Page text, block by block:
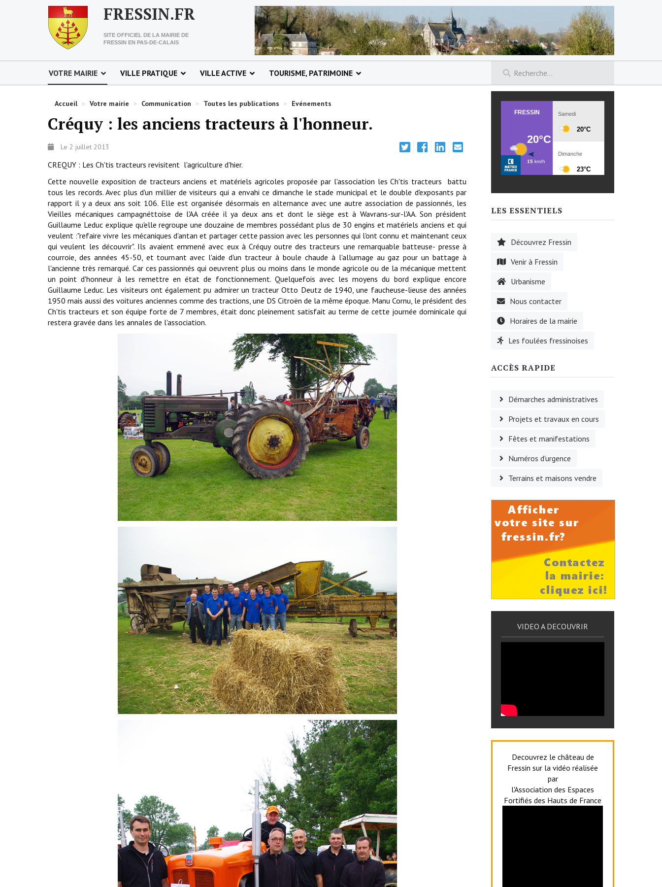
FRESSIN.FR
SITE OFFICIEL DE LA MAIRIE DE
FRESSIN EN PAS-DE-CALAIS
VOTRE MAIRIE VILLE PRATIQUE VILLE ACTIVE TOURISME, PATRIMOINE
Accueil > Votre mairie > Communication > Toutes les publications > Evénements
Créquy : les anciens tracteurs à l'honneur.
Le 2 juillet 2013
CREQUY : Les Ch'tis tracteurs revisitent l'agriculture d'hier.
Cette nouvelle exposition de tracteurs anciens et matériels agricoles proposée par l'association les Ch'tis tracteurs battu
tous les records. Avec plus d'un millier de visiteurs qui a envahi ce dimanche le stade municipal et le double d'exposants par
rapport il y a deux ans soit 106. Elle est organisée désormais en alternance avec une autre association de passionnés, les
Vieilles mécaniques campagnéttoise de l'AA créée il ya deux ans et dont le siège est à Wavrans-sur-l'AA. Son président
Guillaume Leduc explique qu'elle regroupe une douzaine de membres possédant plus de 30 engins et matériels anciens et qui
veulent :"refaire vivre les mécaniques d'antan et partager cette passion avec les personnes qui l'ont connu et maintenant ceux
qui veulent les découvrir". Ils avaient emmené avec eux à Créquy outre des tracteurs une remarquable batteuse- presse à
courroie, des années 45-50, et tournant avec l'aide d'un tracteur à boule chaude à l'allumage au gaz pour un battage à
l'ancienne très remarqué. Car ces passionnés qui oeuvrent plus ou moins dans le monde agricole ou de la mécanique mettent
un point d'honneur à les remettre en état de fonctionnement. Quelquefois avec les moyens du bord explique encore
Guillaume Leduc. Les visiteurs ont également pu admirer un tracteur Otto Deutz de 1940, une faucheuse-lieuse des années
1950 mais aussi des voitures anciennes comme des tractions, une DS Citroën de la même époque. Manu Cornu, le président des
Ch'tis tracteurs et son équipe forte de 7 membres, était donc pleinement satisfait au terme de cette journée dominicale qui
restera gravée dans les annales de l'association.
LES ESSENTIELS
Découvrez Fressin
Venir à Fressin
Urbanisme
Nous contacter
Horaires de la mairie
Les foulées fressinoises
ACCÈS RAPIDE
Démarches administratives
Projets et travaux en cours
Fêtes et manifestations
Numéros d'urgence
Terrains et maisons vendre
VIDEO A DECOUVRIR
Decouvrez le château de
Fressin sur la vidéo réalisée
par
l'Association des Espaces
Fortifiés des Hauts de France